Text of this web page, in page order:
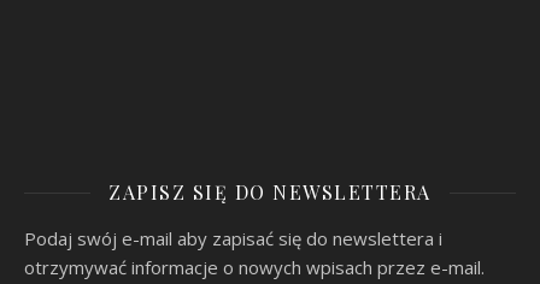
ZAPISZ SIĘ DO NEWSLETTERA
Podaj swój e-mail aby zapisać się do newslettera i
otrzymywać informacje o nowych wpisach przez e-mail.